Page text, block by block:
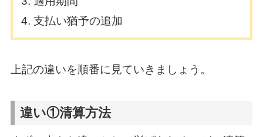
支払い猶予の追加
上記の違いを順番に見ていきましょう。
違い①清算方法